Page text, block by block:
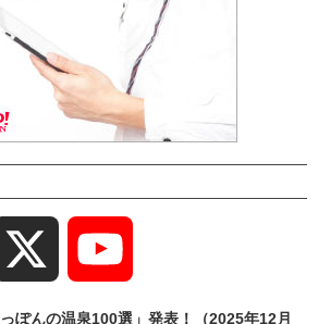
Channel
ぽんの温泉100選」発表！（2025年12月